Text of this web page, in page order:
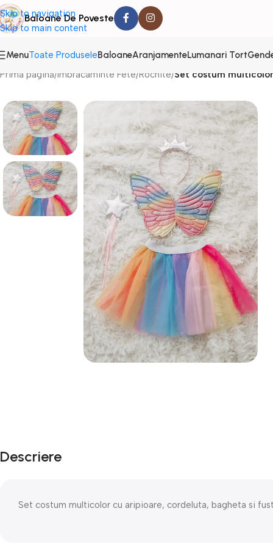
Skip to navigation
Skip to main content
Baloane De Poveste
MenuToate ProduseleBaloaneAranjamenteLumanari Tort
Prima pagină/Imbracaminte Fete/Rochite/Set costum
Descriere
Set costum multicolor cu aripioare, cordeluta, bagheta si